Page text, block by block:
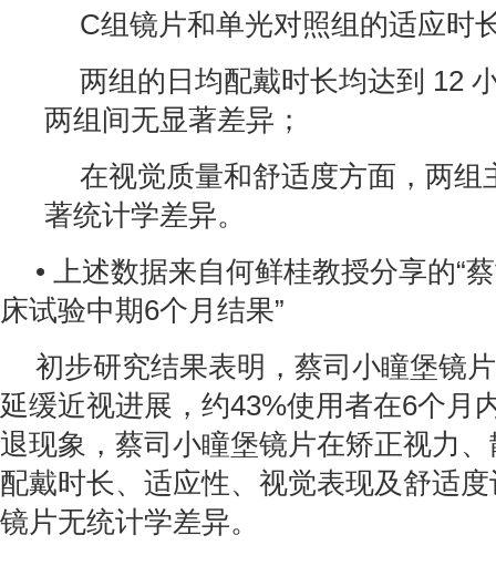
C组镜片和单光对照组的适应时
两组的日均配戴时长均达到 12
两组间无显著差异；
在视觉质量和舒适度方面，两组
著统计学差异。
• 上述数据来自何鲜桂教授分享的“
床试验中期6个月结果”
初步研究结果表明，蔡司小瞳堡镜
延缓近视进展，约43%使用者在6个月
退现象，蔡司小瞳堡镜片在矫正视力
配戴时长、适应性、视觉表现及舒适
镜片无统计学差异。